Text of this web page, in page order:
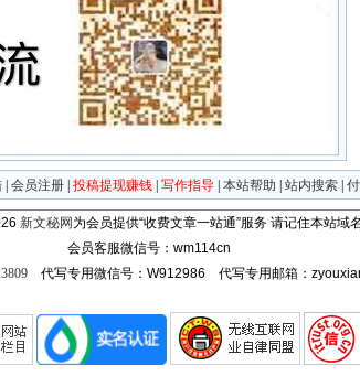
会员注册 投稿提现赚钱 写作指导 本站帮助 站内搜索
新文秘网 为会员提供“收费文章一站通”服务 请记住本站域
会员客服微信号：wm114cn
代写专用微信号：W912986 代写专用邮箱：